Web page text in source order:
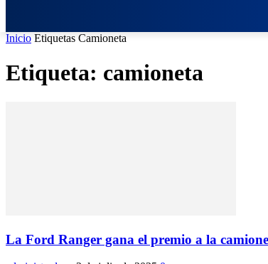
Inicio Etiquetas Camioneta
Etiqueta: camioneta
La Ford Ranger gana el premio a la